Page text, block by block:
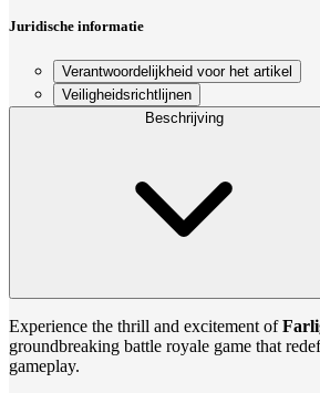
Juridische informatie
Verantwoordelijkheid voor het artikel
Veiligheidsrichtlijnen
Beschrijving
Experience the thrill and excitement of
groundbreaking battle royale game that
gameplay.